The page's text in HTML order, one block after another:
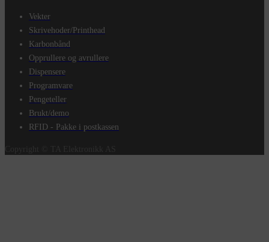
Vekter
Skrivehoder/Printhead
Karbonbånd
Opprullere og avrullere
Dispensere
Programvare
Pengeteller
Brukt/demo
RFID - Pakke i postkassen